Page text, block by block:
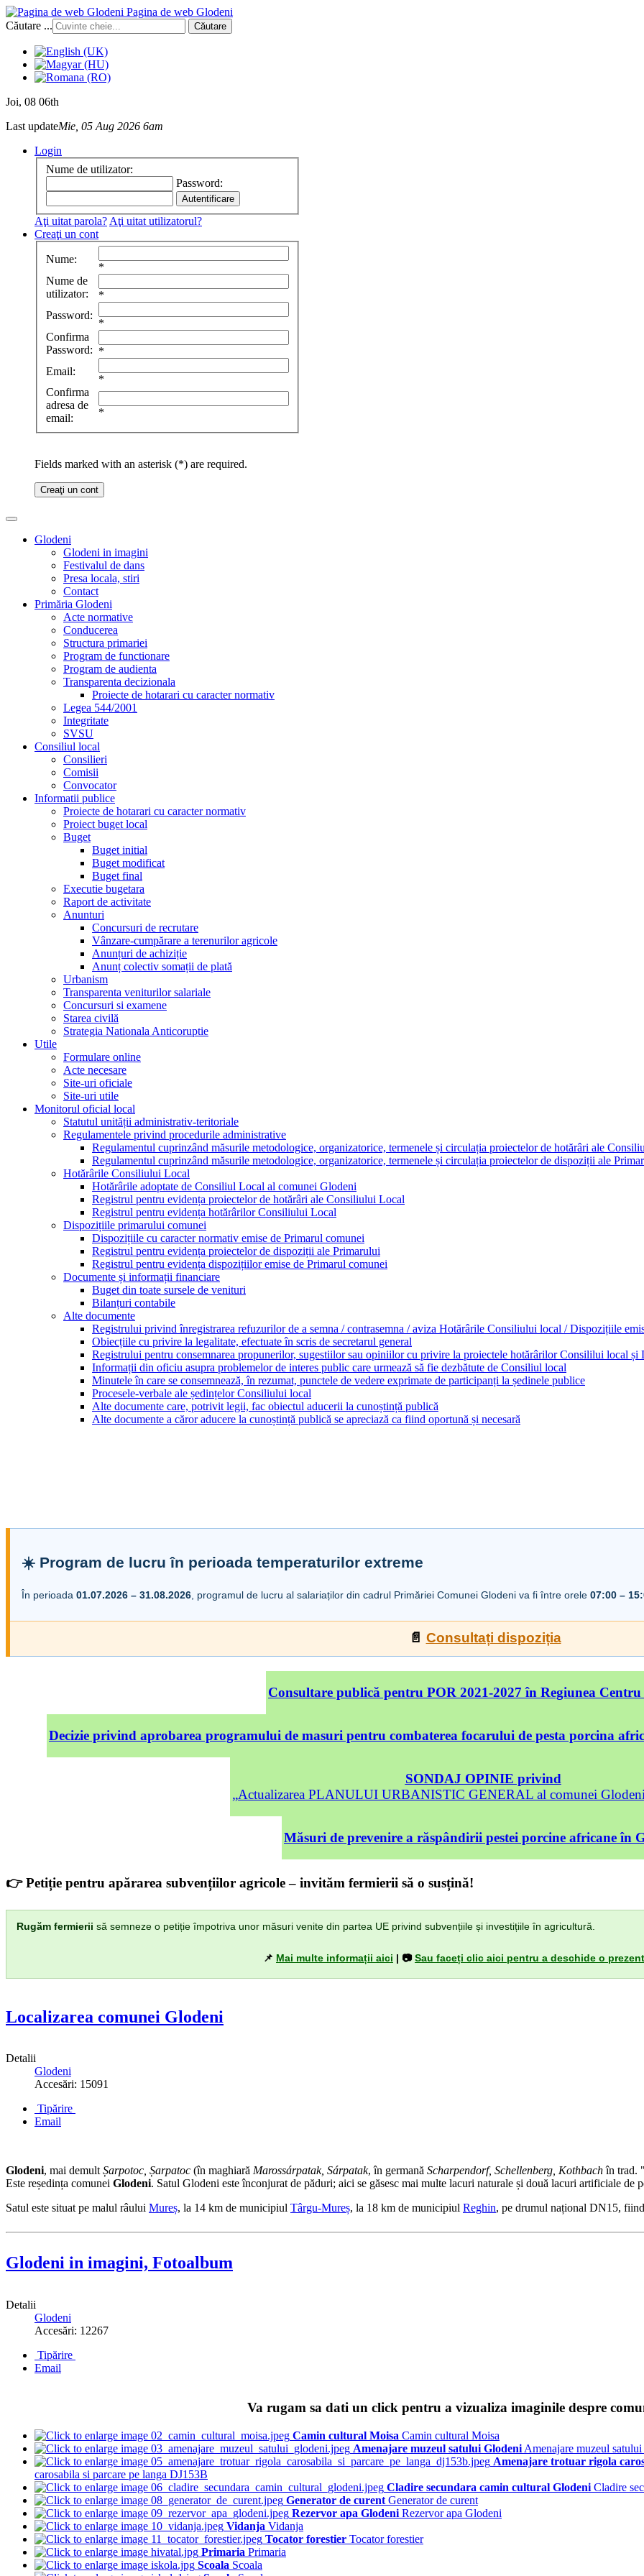
Pagina de web Glodeni
Căutare ...
Căutare
Joi, 08 06th
Last updateMie, 05 Aug 2026 6am
Login
Nume de utilizator:
Password:
Aţi uitat parola? Aţi uitat utilizatorul?
Creaţi un cont
Nume:
*
Nume de
utilizator:
*
Password:
*
Confirma
Password: *
Email:
*
Confirma
adresa de
email:
*
Fields marked with an asterisk (*) are required.
Creaţi un cont
Glodeni
Glodeni in imagini
Festivalul de dans
Presa locala, stiri
Contact
Primăria Glodeni
Acte normative
Conducerea
Structura primariei
Program de functionare
Program de audienta
Transparenta decizionala
Proiecte de hotarari cu caracter normativ
Legea 544/2001
Integritate
SVSU
Consiliul local
Consilieri
Comisii
Convocator
Informatii publice
Proiecte de hotarari cu caracter normativ
Proiect buget local
Buget
Buget initial
Buget modificat
Buget final
Executie bugetara
Raport de activitate
Anunturi
Concursuri de recrutare
Vânzare-cumpărare a terenurilor agricole
Anunțuri de achiziție
Anunț colectiv somații de plată
Urbanism
Transparenta veniturilor salariale
Concursuri si examene
Starea civilă
Strategia Nationala Anticoruptie
Utile
Formulare online
Acte necesare
Site-uri oficiale
Site-uri utile
Monitorul oficial local
Statutul unității administrativ-teritoriale
Regulamentele privind procedurile administrative
Regulamentul cuprinzând măsurile metodologice, organizatorice, termenele și circulația proiectelor de hotărâri ale
Regulamentul cuprinzând măsurile metodologice, organizatorice, termenele și circulația proiectelor de dispoziții ale
Hotărârile Consiliului Local
Hotărârile adoptate de Consiliul Local al comunei Glodeni
Registrul pentru evidența proiectelor de hotărâri ale Consiliului Local
Registrul pentru evidența hotărârilor Consiliului Local
Dispozițiile primarului comunei
Dispozițiile cu caracter normativ emise de Primarul comunei
Registrul pentru evidența proiectelor de dispoziții ale Primarului
Registrul pentru evidența dispozițiilor emise de Primarul comunei
Documente și informații financiare
Buget din toate sursele de venituri
Bilanțuri contabile
Alte documente
Registrului privind înregistrarea refuzurilor de a semna / contrasemna / aviza Hotărârile Consiliului local / Dispozițiile
Obiecțiile cu privire la legalitate, efectuate în scris de secretarul general
Registrului pentru consemnarea propunerilor, sugestiilor sau opiniilor cu privire la proiectele hotărârilor Consililui local
Informații din oficiu asupra problemelor de interes public care urmează să fie dezbătute de Consiliul local
Minutele în care se consemnează, în rezumat, punctele de vedere exprimate de participanți la ședinele publice
Procesele-verbale ale ședințelor Consiliului local
Alte documente care, potrivit legii, fac obiectul aducerii la cunoștință publică
Alte documente a căror aducere la cunoștință publică se apreciază ca fiind oportună și necesară
☀️ Program de lucru în perioada temperaturilor extreme
În perioada 01.07.2026 – 31.08.2026 , programul de lucru al salariaților din cadrul Primăriei Comunei Glodeni va fi între orele 07:00 –
📄 Consultați dispoziția
Consultare publică pentru POR 2021-2027 în Regiunea
Decizie privind aprobarea programului de masuri pentru combaterea focarului de pesta porcina
SONDAJ OPINIE privind
„Actualizarea PLANULUI URBANISTIC GENERAL al comunei
Măsuri de prevenire a răspândirii pestei porcine africane în
👉 Petiție pentru apărarea subvențiilor agricole – invităm fermierii să o susțină!
Rugăm fermierii să semneze o petiție împotriva unor măsuri venite din partea UE privind subvențiile și investițiile în agricultură.
📌 Mai multe informații aici | 📷Sau faceți clic aici pentru a deschide o
Localizarea comunei Glodeni
Detalii
Glodeni
Accesări: 15091
Tipărire
Email
Glodeni, mai demultȘarpotoc, Șarpatoc (în maghiară Marossárpatak, Sárpatak, în germană Scharpendorf, Schellenberg, Kothbachîn trad.
Este reședința comunei Glodeni. Satul Glodeni este înconjurat de păduri; aici se găsesc mai multe lacuri naturale și două lacuri artificiale de
Satul este situat pe malul râului Mureș, la 14 km de municipiul Târgu-Mureș, la 18 km de municipiul Reghin, pe drumul național DN15,
Glodeni in imagini, Fotoalbum
Detalii
Glodeni
Accesări: 12267
Tipărire
Email
Va rugam sa dati un click pentru a vizualiza imaginile despre
Camin cultural Moisa Camin cultural Moisa
Amenajare muzeul satului Glodeni Amenajare muzeul
Amenajare trotuar rigola
carosabila si parcare pe langa DJ153B
Cladire secundara camin cultural Glodeni Cladire
Generator de curent Generator de curent
Rezervor apa Glodeni Rezervor apa Glodeni
Vidanja Vidanja
Tocator forestier Tocator forestier
Primaria Primaria
Scoala Scoala